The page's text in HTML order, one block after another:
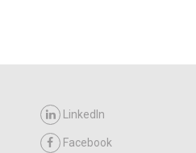
LinkedIn
Facebook